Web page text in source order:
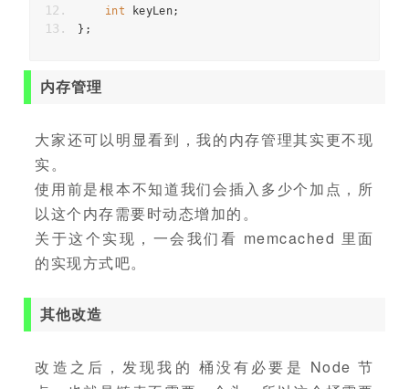
int keyLen;
};
内存管理
大家还可以明显看到，我的内存管理其实更不现
实。
使用前是根本不知道我们会插入多少个加点，所
以这个内存需要时动态增加的。
关于这个实现，一会我们看 memcached 里面
的实现方式吧。
其他改造
改造之后，发现我的 桶没有必要是 Node 节